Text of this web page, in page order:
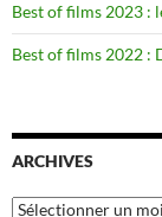
Best of films 2023 :
Best of films 2022 :
ARCHIVES
Archives